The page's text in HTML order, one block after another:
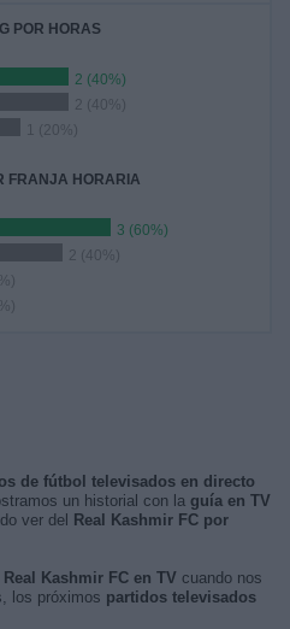
POR HORAS
2 (40%)
2 (40%)
1 (20%)
FRANJA HORARIA
3 (60%)
2 (40%)
de fútbol televisados en directo
un historial con la guía en TV
ver del
Real Kashmir FC por
Kashmir FC en TV cuando nos
los próximos partidos televisados